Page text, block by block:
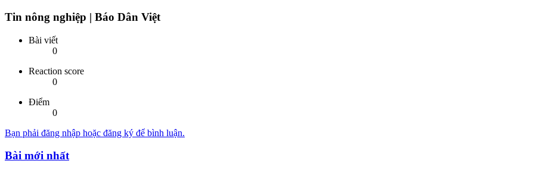
Tin nông nghiệp | Báo Dân Việt
Bài viết
0
Reaction score
0
Điểm
0
Bạn phải đăng nhập hoặc đăng ký để bình luận.
Bài mới nhất